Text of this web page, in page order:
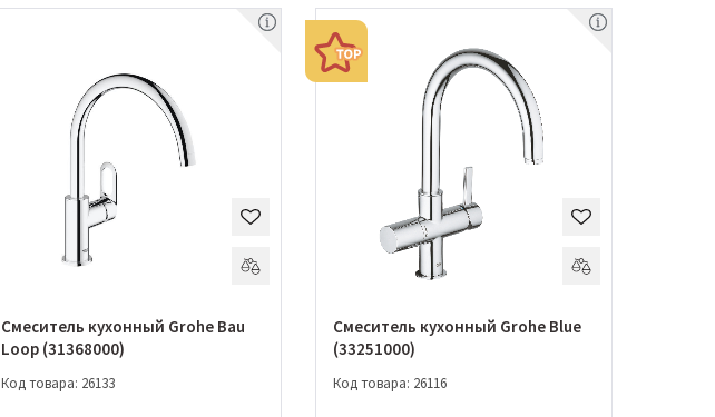
Смеситель кухонный Grohe Bau
Loop (31368000)
Код товара: 26133
Смеситель кухонный Grohe Blue
(33251000)
Код товара: 26116